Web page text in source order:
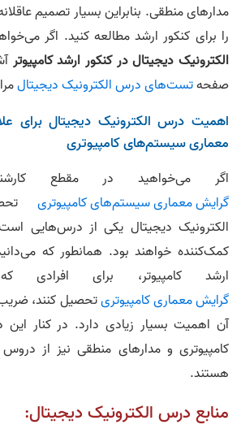
مدار‌های منطقی. بنابراین بسیار تصمیم
را برای کنکور ارشد مطالعه کنید. اگر
الکترونیک دیجیتال در کنکور ارشد کامپیوتر
صفحهتست‌های درس الکترونیک دیجیتال
اهمیت درس الکترونیک دیجیتال برای
معماری سیستم‌‌های کامپیوتری
اگر می‌خواهید در مقطع
گرایش معماری سیستم‌‌‌های کامپیوتری
الکترونیک دیجیتال یکی از درس‌هایی
کمک‌کننده خواهند بود. همانطور که
ارشد کامپیوتر، برای افرادی
گرایش معماری کامپیوتریتحصیل کنند،
آن اهمیت بسیار زیادی دارد. در کنار
کامپیوتری و مدار‌های منطقی نیز از
هستند.
منابع درس الکترونیک دیجیتال: